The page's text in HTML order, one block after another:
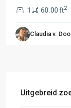
1 60.00 ft2
Claudia v.
Uitgebreid